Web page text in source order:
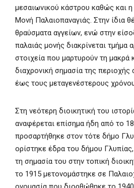
μεσαιωνικού κάστρου καθώς και
Μονή Παλαιοπαναγιάς. Στην ίδια
θραύσματα αγγείων, ενώ στην
παλαιάς μονής διακρίνεται τμήμα
στοιχεία που μαρτυρούν τη μακρά
διαχρονική σημασία της περιοχής
έως τους μεταγενέστερους
Στη νεότερη διοικητική του
αναφέρεται επίσημα ήδη από το
προσαρτήθηκε στον τότε δήμο
ορίστηκε έδρα του δήμου
τη σημασία του στην τοπική
το 1915 μετονομάστηκε σε